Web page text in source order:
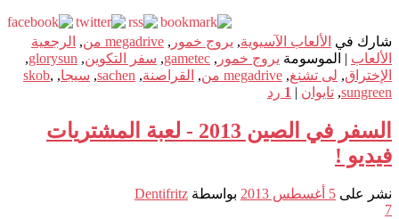
شارك في الألعاب الآسيوية, يروج خمور , megadrive من , الرجعية
الألعاب | الموسومة يروج خمور ,
gametec
, سفر التكوين,
glorysun
,
الإختراق, لى تشنغ, megadrive من , القراصنة,
sachen
, سيجا,
skob,
sungreen
, تايوان |
1 رد
السفر في الصين 2013 - لعبة المشتريات
فيديو !
نشر على 5 أغسطس 2013 بواسطة Dentifritz
7